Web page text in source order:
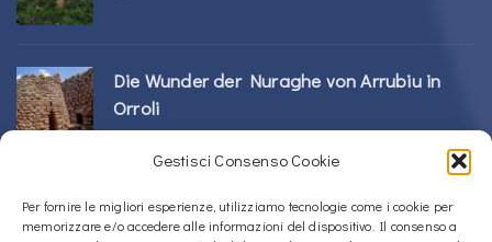
Gestisci Consenso Cookie
Per fornire le migliori esperienze, utilizziamo tecnologie come i cookie per
memorizzare e/o accedere alle informazioni del dispositivo. Il consenso a
Die Wunder der Nuraghe von Arrubiu in
Orroli
24/02/2026
Sos Nurattolos Nuragic-Komplex in Alà dei
Sardi